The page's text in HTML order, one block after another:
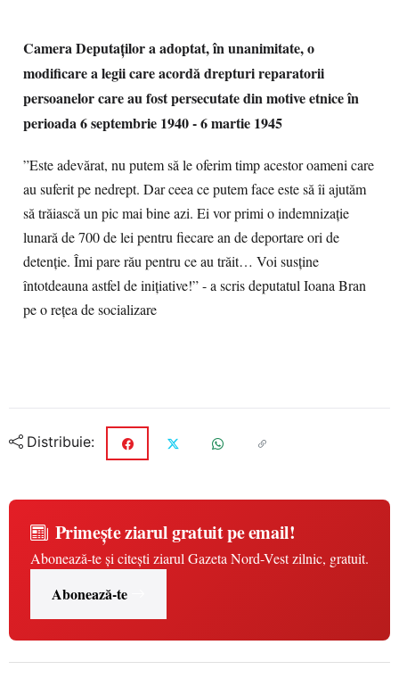
Camera Deputaților a adoptat, în unanimitate, o
modificare a legii care acordă drepturi reparatorii
persoanelor care au fost persecutate din motive etnice în
perioada 6 septembrie 1940 - 6 martie 1945
”Este adevărat, nu putem să le oferim timp acestor oameni care
au suferit pe nedrept. Dar ceea ce putem face este să îi ajutăm
să trăiască un pic mai bine azi. Ei vor primi o indemnizație
lunară de 700 de lei pentru fiecare an de deportare ori de
detenție. Îmi pare rău pentru ce au trăit… Voi susține
întotdeauna astfel de inițiative!” - a scris deputatul Ioana Bran
pe o rețea de socializare
Distribuie:
Primește ziarul gratuit pe email!
Abonează-te și citești ziarul Gazeta Nord-Vest zilnic, gratuit.
Abonează-te